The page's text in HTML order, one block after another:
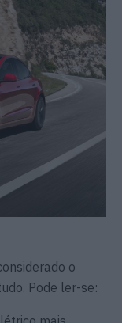
o
Pode ler-se: